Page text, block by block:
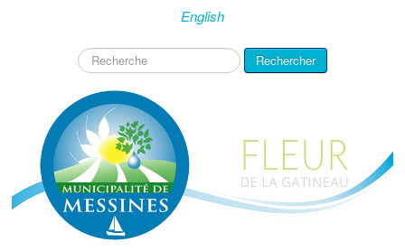
English
Rechercher Rechercher